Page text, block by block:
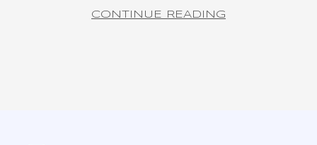
CONTINUE READING